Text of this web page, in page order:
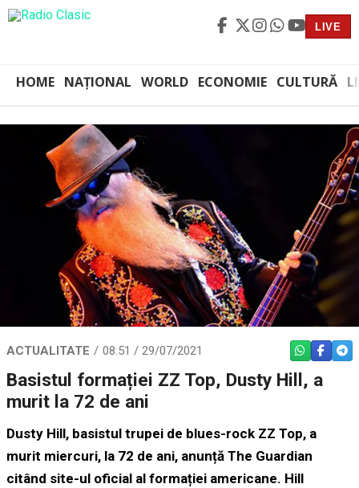
LIVE
HOME NAȚIONAL WORLD ECONOMIE CULTURĂ
ACTUALITATE 08:51 / 29/07/2021 WHATSAPP
Basistul formației ZZ Top, Dusty Hill, a
murit la 72 de ani
Dusty Hill, basistul trupei de blues-rock ZZ Top, a
murit miercuri, la 72 de ani, anunță The Guardian
citând site-ul oficial al formației americane. Hill